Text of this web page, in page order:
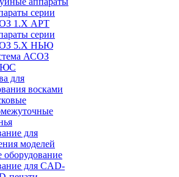
серии
1.Х АРТ
серии
5.Х НЬЮ
АСОЗ
для
восками
для
моделей
оборудование
для CAD-